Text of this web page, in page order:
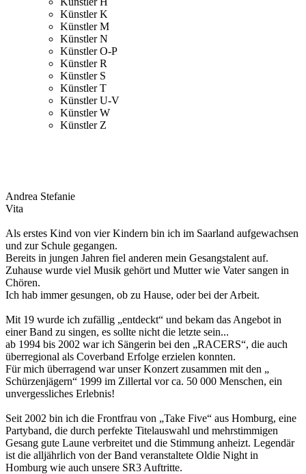
Künstler K
Künstler M
Künstler N
Künstler O-P
Künstler R
Künstler S
Künstler T
Künstler U-V
Künstler W
Künstler Z
Andrea Stefanie
Vita
Als erstes Kind von vier Kindern bin ich im Saarland aufgewachsen
und zur Schule gegangen.
Bereits in jungen Jahren fiel anderen mein Gesangstalent auf.
Zuhause wurde viel Musik gehört und Mutter wie Vater sangen in
Chören.
Ich hab immer gesungen, ob zu Hause, oder bei der Arbeit.
Mit 19 wurde ich zufällig „entdeckt“ und bekam das Angebot in
einer Band zu singen, es sollte nicht die letzte sein...
ab 1994 bis 2002 war ich Sängerin bei den „RACERS“, die auch
überregional als Coverband Erfolge erzielen konnten.
Für mich überragend war unser Konzert zusammen mit den „
Schürzenjägern“ 1999 im Zillertal vor ca. 50 000 Menschen, ein
unvergessliches Erlebnis!
Seit 2002 bin ich die Frontfrau von „Take Five“ aus Homburg, eine
Partyband, die durch perfekte Titelauswahl und mehrstimmigen
Gesang gute Laune verbreitet und die Stimmung anheizt. Legendär
ist die alljährlich von der Band veranstaltete Oldie Night in
Homburg wie auch unsere SR3 Auftritte.